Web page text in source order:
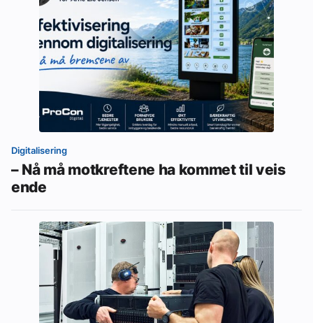
Digitalisering
– Nå må motkreftene ha kommet til veis
ende